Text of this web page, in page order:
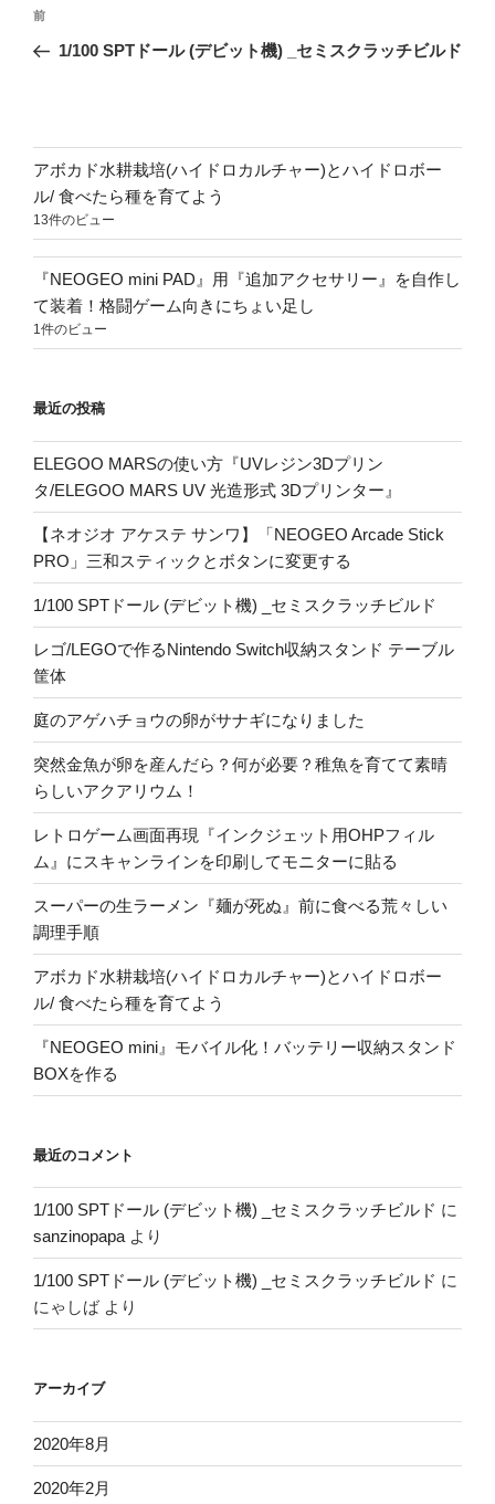
ナ
ー
シ
ョ
ン
前
の
前
1/100 SPTドール (デビット機) _セミスクラッチビルド
アボカド水耕栽培(ハイドロカルチャー)とハイドロボー
ル/ 食べたら種を育てよう
13件のビュー
『NEOGEO mini PAD』用『追加アクセサリー』を自作し
て装着！格闘ゲーム向きにちょい足し
1件のビュー
最近の投稿
ELEGOO MARSの使い方『UVレジン3Dプリン
タ/ELEGOO MARS UV 光造形式 3Dプリンター』
【ネオジオ アケステ サンワ】「NEOGEO Arcade Stick
PRO」三和スティックとボタンに変更する
1/100 SPTドール (デビット機) _セミスクラッチビルド
レゴ/LEGOで作るNintendo Switch収納スタンド テーブル
筐体
庭のアゲハチョウの卵がサナギになりました
突然金魚が卵を産んだら？何が必要？稚魚を育てて素晴
らしいアクアリウム！
レトロゲーム画面再現『インクジェット用OHPフィル
ム』にスキャンラインを印刷してモニターに貼る
スーパーの生ラーメン『麺が死ぬ』前に食べる荒々しい
調理手順
アボカド水耕栽培(ハイドロカルチャー)とハイドロボー
ル/ 食べたら種を育てよう
『NEOGEO mini』モバイル化！バッテリー収納スタンド
BOXを作る
最近のコメント
1/100 SPTドール (デビット機) _セミスクラッチビルド に
sanzinopapa より
1/100 SPTドール (デビット機) _セミスクラッチビルド に
にゃしばより
アーカイブ
2020年8月
2020年2月